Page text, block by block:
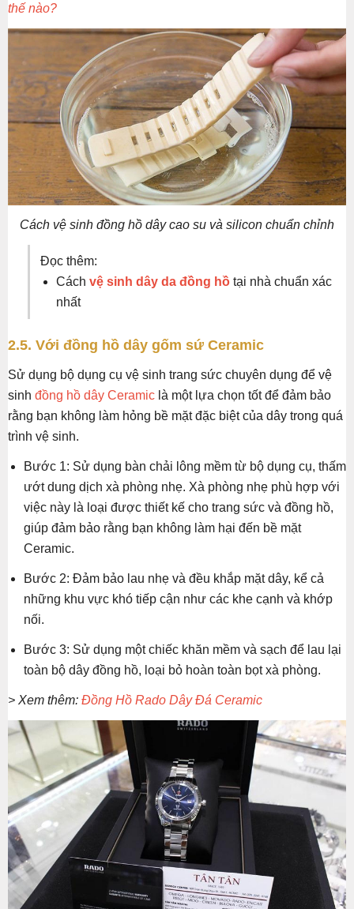
thế nào?
Cách vệ sinh đồng hồ dây cao su và silicon chuẩn chỉnh
Đọc thêm:
Cách vệ sinh dây da đồng hồ tại nhà chuẩn xác
nhất
2.5. Với đồng hồ dây gốm sứ Ceramic
Sử dụng bộ dụng cụ vệ sinh trang sức chuyên dụng để vệ
sinh đồng hồ dây Ceramic là một lựa chọn tốt để đảm bảo
rằng bạn không làm hỏng bề mặt đặc biệt của dây trong quá
trình vệ sinh.
Bước 1: Sử dụng bàn chải lông mềm từ bộ dụng cụ, thấm
ướt dung dịch xà phòng nhẹ. Xà phòng nhẹ phù hợp với
việc này là loại được thiết kế cho trang sức và đồng hồ,
giúp đảm bảo rằng bạn không làm hại đến bề mặt
Ceramic.
Bước 2: Đảm bảo lau nhẹ và đều khắp mặt dây, kể cả
những khu vực khó tiếp cận như các khe cạnh và khớp
nối.
Bước 3: Sử dụng một chiếc khăn mềm và sạch để lau lại
toàn bộ dây đồng hồ, loại bỏ hoàn toàn bọt xà phòng.
> Xem thêm: Đồng Hồ Rado Dây Đá Ceramic